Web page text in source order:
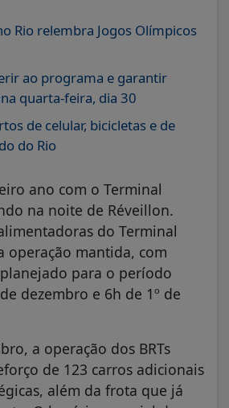
Rio relembra Jogos Olímpicos
ao programa e garantir
quarta-feira, dia 30
de celular, bicicletas e de
do Rio
ano com o Terminal
na noite de Réveillon.
do Terminal
operação mantida, com
para o período
dezembro e 6h de 1º de
a operação dos BRTs
de 123 carros adicionais
além da frota que já